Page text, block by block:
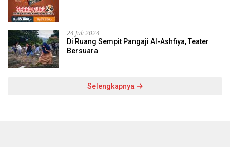
24 Juli 2024
Di Ruang Sempit Pangaji Al-Ashfiya, Teater
Bersuara
Selengkapnya